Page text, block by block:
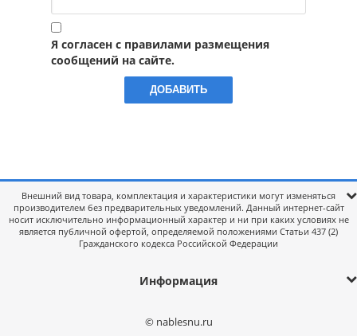
Я согласен с правилами размещения
сообщений на сайте.
Внешний вид товара, комплектация и характеристики могут изменяться
производителем без предварительных уведомлений. Данный интернет-сайт
носит исключительно информационный характер и ни при каких условиях не
является публичной офертой, определяемой положениями Статьи 437 (2)
Гражданского кодекса Российской Федерации
Информация
© nablesnu.ru